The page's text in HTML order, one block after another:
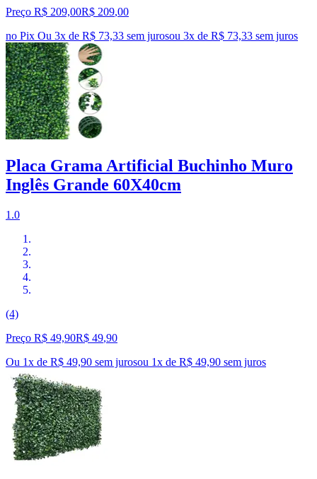
Preço R$ 209,00R$ 209,00
no Pix Ou 3x de R$ 73,33 sem jurosou 3x de R$ 73,33 sem juros
Placa Grama Artificial Buchinho Muro
Inglês Grande 60X40cm
1.0
(4)
Preço R$ 49,90R$ 49,90
Ou 1x de R$ 49,90 sem jurosou 1x de R$ 49,90 sem juros